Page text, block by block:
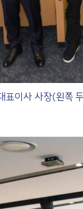
표이사 사장(왼